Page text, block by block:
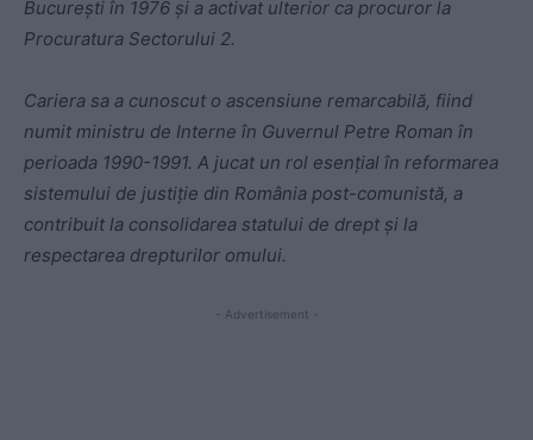
Bucureşti în 1976 şi a activat ulterior ca procuror la
Procuratura Sectorului 2.
Cariera sa a cunoscut o ascensiune remarcabilă, fiind
numit ministru de Interne în Guvernul Petre Roman în
perioada 1990-1991. A jucat un rol esenţial în reformarea
sistemului de justiţie din România post-comunistă, a
contribuit la consolidarea statului de drept şi la
respectarea drepturilor omului.
- Advertisement -